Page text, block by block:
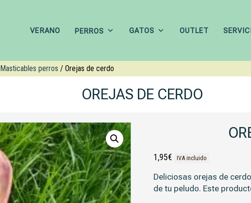
VERANO PERROS GATOS OUTLET
Masticables perros / Orejas de cerdo
OREJAS DE CERDO
1,95€ IVA incluido
Deliciosas orejas de
de tu peludo. Este